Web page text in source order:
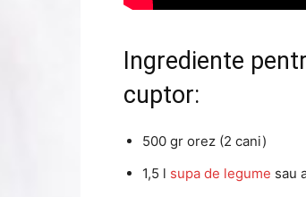
Ingrediente
cuptor:
500 gr orez (2 cani)
1,5 l supa de legume sau